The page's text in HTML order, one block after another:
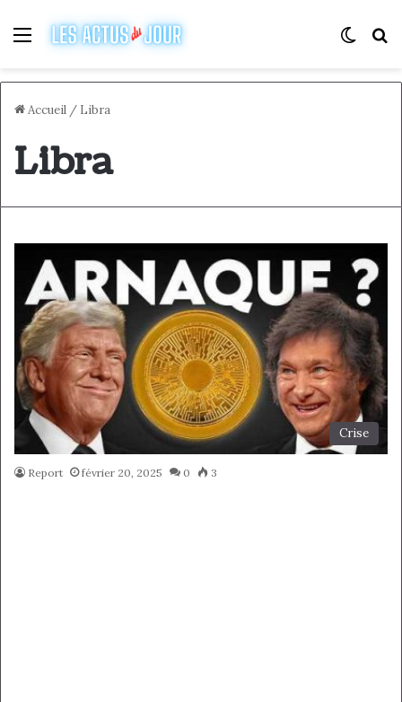
Menu
Accueil / Libra
Libra
Crise
Report février 20, 2025 0 3